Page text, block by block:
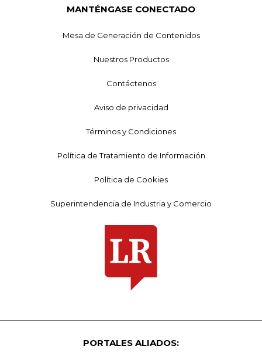
MANTÉNGASE CONECTADO
Mesa de Generación de Contenidos
Nuestros Productos
Contáctenos
Aviso de privacidad
Términos y Condiciones
Política de Tratamiento de Información
Política de Cookies
Superintendencia de Industria y Comercio
PORTALES ALIADOS: